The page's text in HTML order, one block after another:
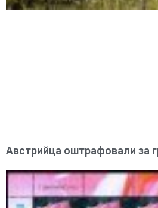
Австрийца оштрафовали за